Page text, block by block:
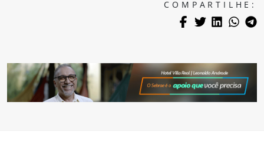
COMPARTILHE: